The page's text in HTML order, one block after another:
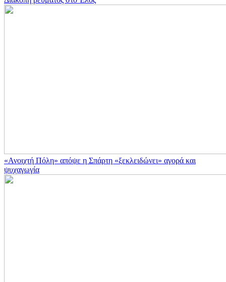
«Ανοιχτή Πόλη» απόψε η Σπάρτη «ξεκλειδώνει» αγορά και
ψυχαγωγία